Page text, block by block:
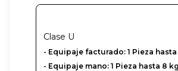
Clase U
-‎ Equipaje facturado: 1 Pieza
- Equipaje mano: 1 Pieza hasta 8 kg